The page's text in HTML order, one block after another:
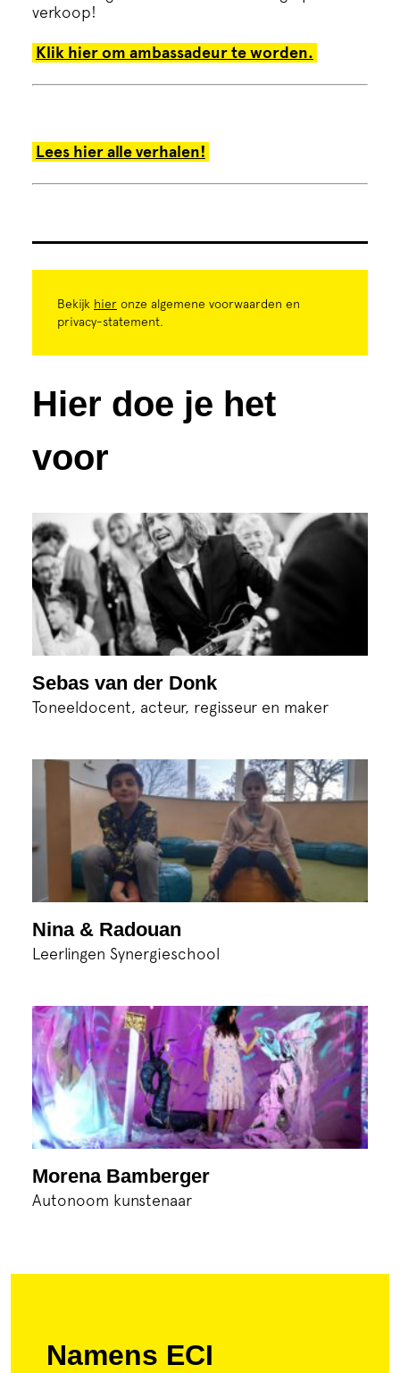
Bekijk hier onze algemene voorwaarden en
privacy-statement.
verkoop!
Klik hier om ambassadeur te worden.
Lees hier alle verhalen!
Hier doe je het
voor
Sebas van der Donk
Toneeldocent, acteur, regisseur en maker
Nina & Radouan
Leerlingen Synergieschool
Morena Bamberger
Autonoom kunstenaar
Namens ECI